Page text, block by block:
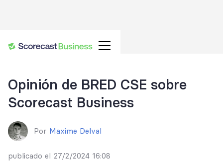
Opinión de BRED CSE sobre
Scorecast Business
Por Maxime Delval
publicado el 27/2/2024 16:08